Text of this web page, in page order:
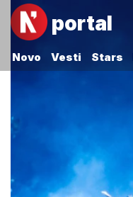
portal
Novo Vesti Stars